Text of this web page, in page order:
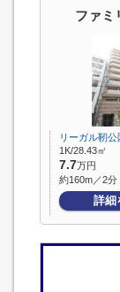
ファミ
リーガル靭
1K/28.43㎡
7.7万円
約160m／2分
詳細